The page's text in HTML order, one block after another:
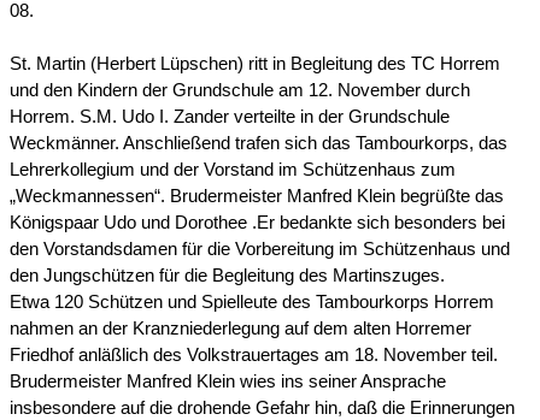
08.
St. Martin (Herbert Lüpschen) ritt in Begleitung des TC Horrem
und den Kindern der Grundschule am 12. November durch
Horrem. S.M. Udo I. Zander verteilte in der Grundschule
Weckmänner. Anschließend trafen sich das Tambourkorps, das
Lehrerkollegium und der Vorstand im Schützenhaus zum
„Weckmannessen“. Brudermeister Manfred Klein begrüßte das
Königspaar Udo und Dorothee .Er bedankte sich besonders bei
den Vorstandsdamen für die Vorbereitung im Schützenhaus und
den Jungschützen für die Begleitung des Martinszuges.
Etwa 120 Schützen und Spielleute des Tambourkorps Horrem
nahmen an der Kranzniederlegung auf dem alten Horremer
Friedhof anläßlich des Volkstrauertages am 18. November teil.
Brudermeister Manfred Klein wies ins seiner Ansprache
insbesondere auf die drohende Gefahr hin, daß die Erinnerungen